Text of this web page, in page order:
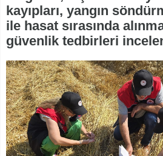
kayıpları, yangın
ile hasat sırasında
güvenlik tedbirleri